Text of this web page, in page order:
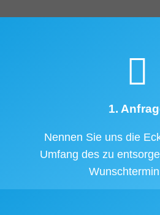
1.
Nennen Sie uns die
Umfang des zu